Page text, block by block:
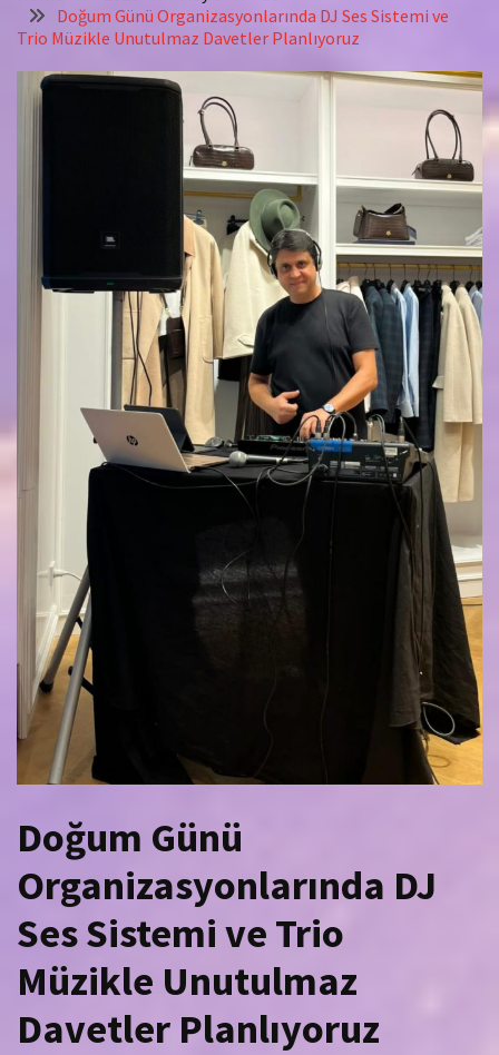
Doğum Günü Organizasyonlarında DJ Ses Sistemi ve
Trio Müzikle Unutulmaz Davetler Planlıyoruz
Doğum Günü
Organizasyonlarında DJ
Ses Sistemi ve Trio
Müzikle Unutulmaz
Davetler Planlıyoruz